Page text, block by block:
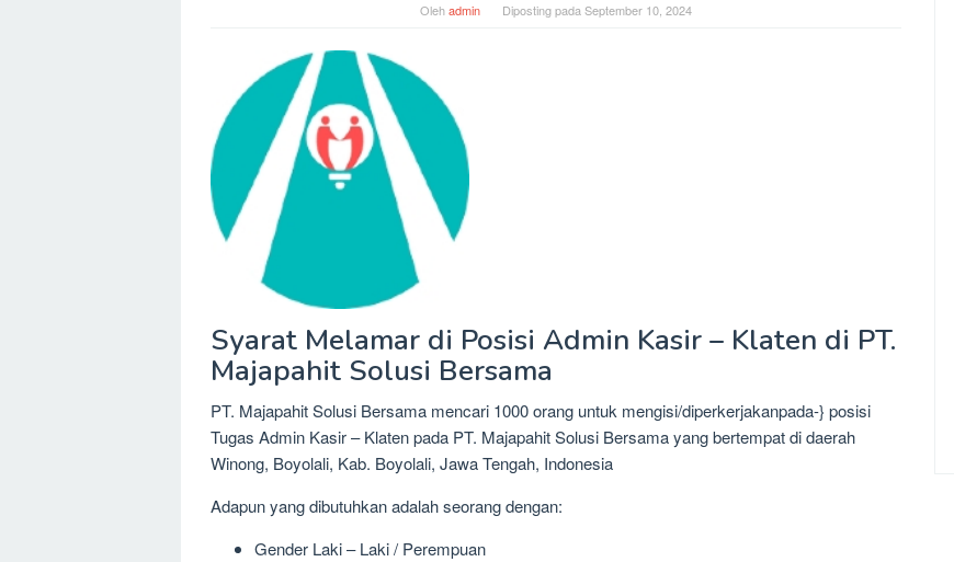
Olehadmin Diposting pada September 10, 2024
Syarat Melamar di Posisi Admin Kasir – Klaten di PT.
Majapahit Solusi Bersama
PT. Majapahit Solusi Bersama mencari 1000 orang untuk mengisi/diperkerjakanpada-} posisi
Tugas Admin Kasir – Klaten pada PT. Majapahit Solusi Bersama yang bertempat di daerah
Winong, Boyolali, Kab. Boyolali, Jawa Tengah, Indonesia
Adapun yang dibutuhkan adalah seorang dengan:
Gender Laki – Laki / Perempuan